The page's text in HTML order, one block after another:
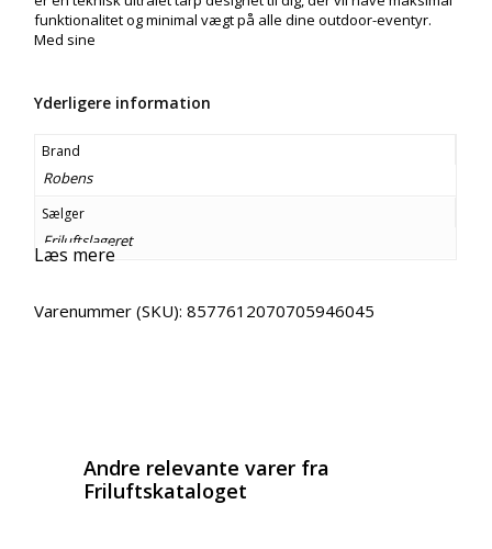
funktionalitet og minimal vægt på alle dine outdoor-eventyr.
Med sine
Yderligere information
Brand
Robens
Sælger
Friluftslageret
Læs mere
Varenummer (SKU):8577612070705946045
Andre relevante varer fra
Friluftskataloget